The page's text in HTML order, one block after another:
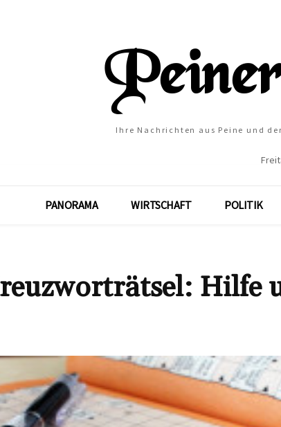
Ihre Nachrichten aus Peine und
PANORAMA WIRTSCHAFT POLITIK
Hilfe